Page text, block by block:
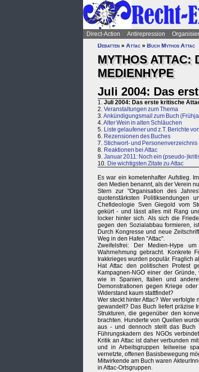
Direct-Action Antirepression
Debatten » Attac » Buch Mythos Attac
MYTHOS ATTAC:
MEDIENHYPE
Juli 2004: Das
1. Juli 2004: Das erste kritische
2. Veranstaltungen zum Thema
3.Ankündigungsmail zum Buch
4.Alter Wein in alten Schläuchen
5. Liste gelaufener und z.T. Berichte
6. Rezensionen des Buches
7. Stichwort- und Personenverzeichnis
8. Reaktionen bei Attac
9. Januar 2011: Noch ein (pseudo-
10. Die wichtigsten Zitate zu Attac
Es war ein kometenhafter Aufstieg.
den Medien benannt, als der Verein
Stern zur "Organisation des
quotenstärksten
Chefideologie Sven Giegold vom
gekürt - und lässt alles mit Rang
locker hinter sich. Als sich die
gegen den Sozialabbau formieren,
Durch Kongresse und neue
Weg in den Hafen "Attac".
Zweifelsfrei: Der Medien-Hype
Wahrnehmung gebracht. Konkrete
Irakkrieges wurden populär. Fraglich
Hat Attac den politischen Protest
Kampagnen-NGO einer der
wie in Spanien, Italien und
Demonstrationen gegen Kriege
Widerstand kaum stattfindet?
Wer steckt hinter Attac? Wer
gewandelt? Das Buch liefert präzise
Strukturen, die gegenüber den
brachten. Hunderte von Quellen
aus - und dennoch stellt das Buch
Führungskadern des NGOs
Kritik an Attac ist daher verbunden
und in Arbeitsgruppen teilweise
vernetzte, offenen Basisbewegung
Mitwirkende am Buch waren
in Attac-Ortsgruppen.